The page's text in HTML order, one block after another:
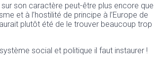
son caractère peut-être plus encore que
et à l’hostilité de principe à l’Europe de
plutôt été de le trouver beaucoup trop
social et politique il faut instaurer !